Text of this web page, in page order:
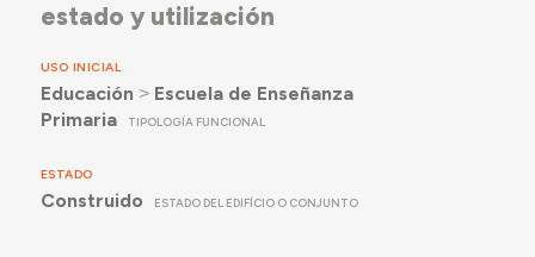
estado y utilización
USO INICIAL
Educación ˃ Escuela de Enseñanza
Primaria
TIPOLOGÍA FUNCIONAL
ESTADO
Construido ESTADO DEL EDIFÍCIO O CONJUNTO